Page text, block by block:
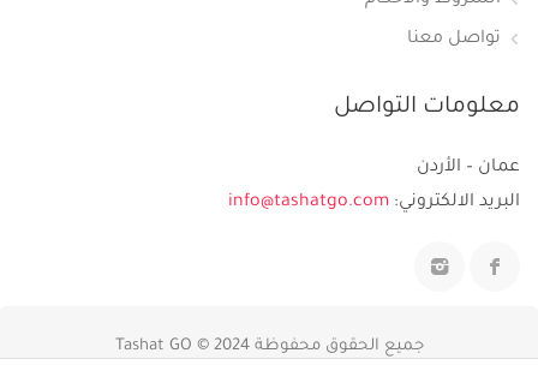
تواصل معنا
معلومات التواصل
عمان – الأردن
البريد الالكتروني: info@tashatgo.com
جميع الحقوق محفوظة 2024 © Tashat GO